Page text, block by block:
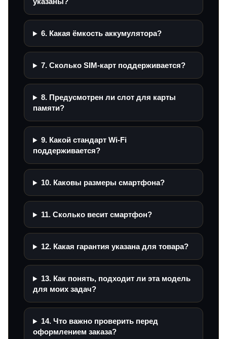
6. Какая ёмкость аккумулятора?
7. Сколько SIM-карт поддерживается?
8. Предусмотрен ли слот для карты
памяти?
9. Какой стандарт Wi‑Fi
поддерживается?
10. Каковы размеры смартфона?
11. Сколько весит смартфон?
12. Какая гарантия указана для товара?
13. Как понять, подходит ли эта модель
для моих задач?
14. Что важно проверить перед
оформлением заказа?